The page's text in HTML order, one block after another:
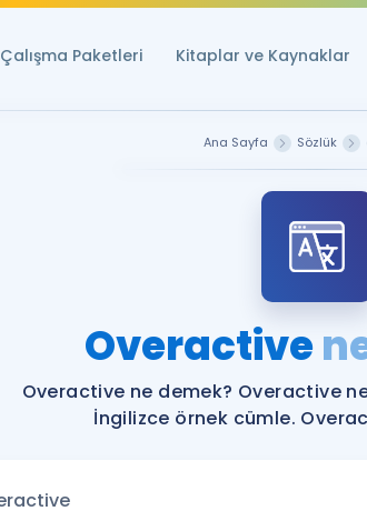
Çalışma Paketleri Kitaplar ve Kaynaklar
Ana Sayfa Sözlük
Overactive
Overactive ne demek? Overactive
İngilizce örnek cümle.